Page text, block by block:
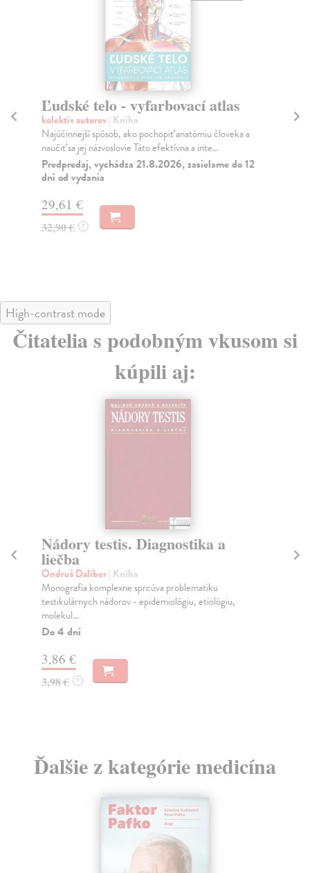
Ľudské telo - vyfarbovací atlas
kolektív autorov| Kniha
Najúčinnejší spôsob, ako pochopiť anatómiu človeka a
naučiť sa jej názvoslovie Táto efektívna a inte...
Predpredaj, vychádza 21.8.2026, zasielame do 12
dní od vydania
29,61 €
32,90 € ?
High-contrast mode
Čitatelia s podobným vkusom si
kúpili aj:
Nádory testis. Diagnostika a
liečba
Ondruš Dalibor| Kniha
Monografia komplexne sprcúva problematiku
testikulárnych nádorov - epidemiológiu, etiológiu,
molekul...
Do 4 dní
3,86 €
3,98 € ?
Ďalšie z kategórie medicína